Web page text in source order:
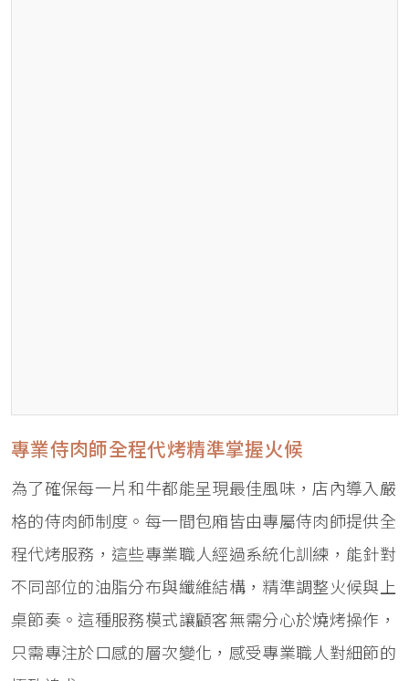
專業侍肉師全程代烤精準掌握火候
為了確保每一片和牛都能呈現最佳風味，店內導入嚴
格的侍肉師制度。每一間包廂皆由專屬侍肉師提供全
程代烤服務，這些專業職人經過系統化訓練，能針對
不同部位的油脂分布與纖維結構，精準調整火候與上
桌節奏。這種服務模式讓顧客無需分心於燒烤操作，
只需專注於口感的層次變化，感受專業職人對細節的